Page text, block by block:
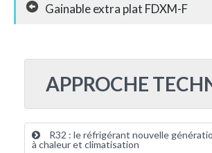
Gainable extra plat FDXM-F
APPROCHE
R32 : le réfrigérant nouvelle
à chaleur et climatisation